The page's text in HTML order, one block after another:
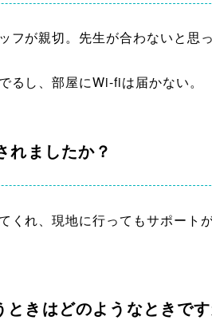
フが親切。先生が合わないと
るし、部屋にWi-fiは届かない。
れましたか？
くれ、現地に行ってもサポートが
きはどのようなときです